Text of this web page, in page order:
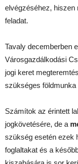
elvégzéséhez, hiszen
feladat.
Tavaly decemberben
Városgazdálkodási
jogi keret
szükséges földmunka
Számítok az érintett
jogkövetésére, de a
szükség esetén ezek
foglaltakat és a